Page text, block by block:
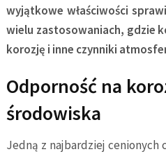
wyjątkowe właściwości
wielu zastosowaniach, gdzie
korozję i inne czynniki
Odporność na
środowiska
Jedną z najbardziej cenionych